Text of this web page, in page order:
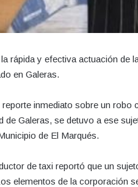
rápida y efectiva actuación de
en Galeras.
inmediato sobre un robo
de Galeras, se detuvo a ese
de El Marqués.
de taxi reportó que un
elementos de la corporación